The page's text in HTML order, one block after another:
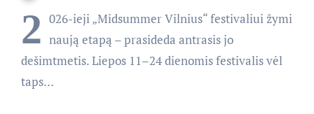
2 026-ieji „Midsummer Vilnius“ festivaliui žymi
naują etapą – prasideda antrasis jo
dešimtmetis. Liepos 11–24 dienomis festivalis vėl
taps…